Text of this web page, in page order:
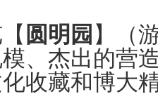
圆明园 】（
、杰出的营
收藏和博大